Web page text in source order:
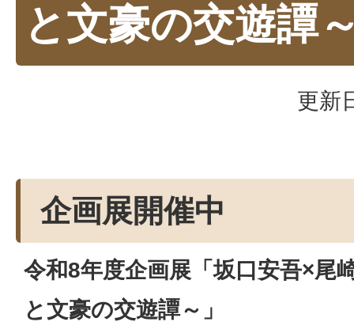
と文豪の交遊譚
更新
企画展開催中
令和8年度企画展「坂口安吾×尾
と文豪の交遊譚～」